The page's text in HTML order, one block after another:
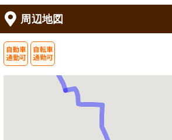
周辺地図